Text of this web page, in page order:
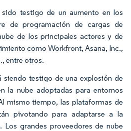
testigo de un aumento en los
de programación de cargas de
de los principales actores y de
como Workfront, Asana, Inc.,
entre otros.
siendo testigo de una explosión de
la nube adoptadas para entornos
mismo tiempo, las plataformas de
pivotando para adaptarse a la
Los grandes proveedores de nube